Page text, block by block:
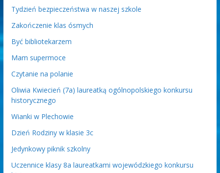
Tydzień bezpieczeństwa w naszej szkole
Zakończenie klas ósmych
Być bibliotekarzem
Mam supermoce
Czytanie na polanie
Oliwia Kwiecień (7a) laureatką ogólnopolskiego konkursu
historycznego
Wianki w Plechowie
Dzień Rodziny w klasie 3c
Jedynkowy piknik szkolny
Uczennice klasy 8a laureatkami wojewódzkiego konkursu